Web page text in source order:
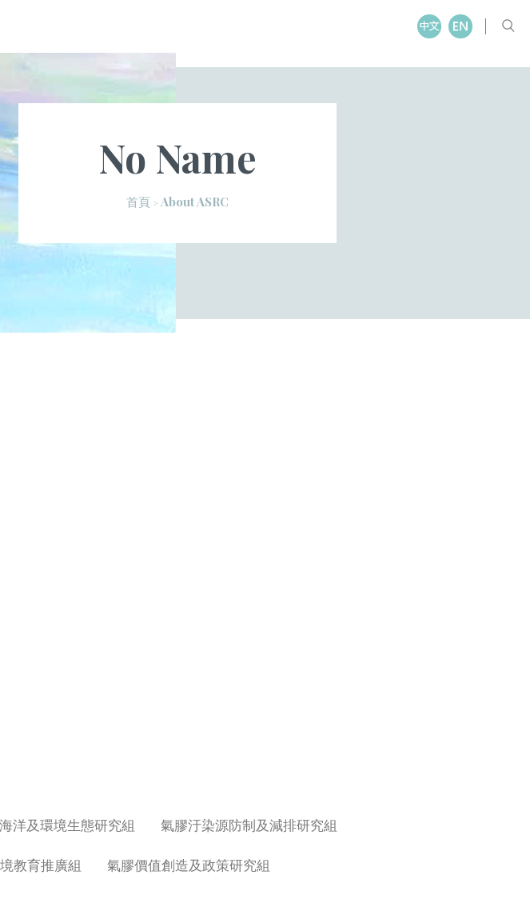
No Name
首頁 > About ASRC
洋及環境生態研究組 氣膠汙染源防制及減排研究組
教育推廣組 氣膠價值創造及政策研究組